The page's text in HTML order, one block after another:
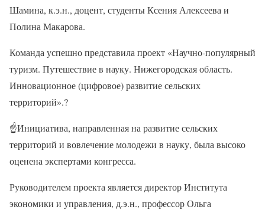
Шамина, к.э.н., доцент, студенты Ксения Алексеева и
Полина Макарова.
Команда успешно представила проект «Научно-популярный
туризм. Путешествие в науку. Нижегородская область.
Инновационное (цифровое) развитие сельских
территорий».?
☝Инициатива, направленная на развитие сельских
территорий и вовлечение молодежи в науку, была высоко
оценена экспертами конгресса.
Руководителем проекта является директор Института
экономики и управления, д.э.н., профессор Ольга